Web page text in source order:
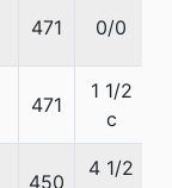
471 0/0
471
1 1/2
c
450
4 1/2